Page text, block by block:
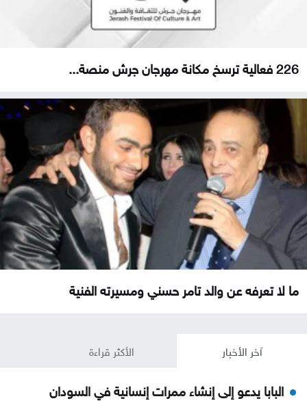
226 فعالية ترسخ مكانة مهرجان جرش منصة...
ما لا تعرفه عن والد تامر حسني ومسيرته الفنية
آخر الأخبار الأكثر قراءة
البابا يدعو إلى إنشاء ممرات إنسانية في السودان